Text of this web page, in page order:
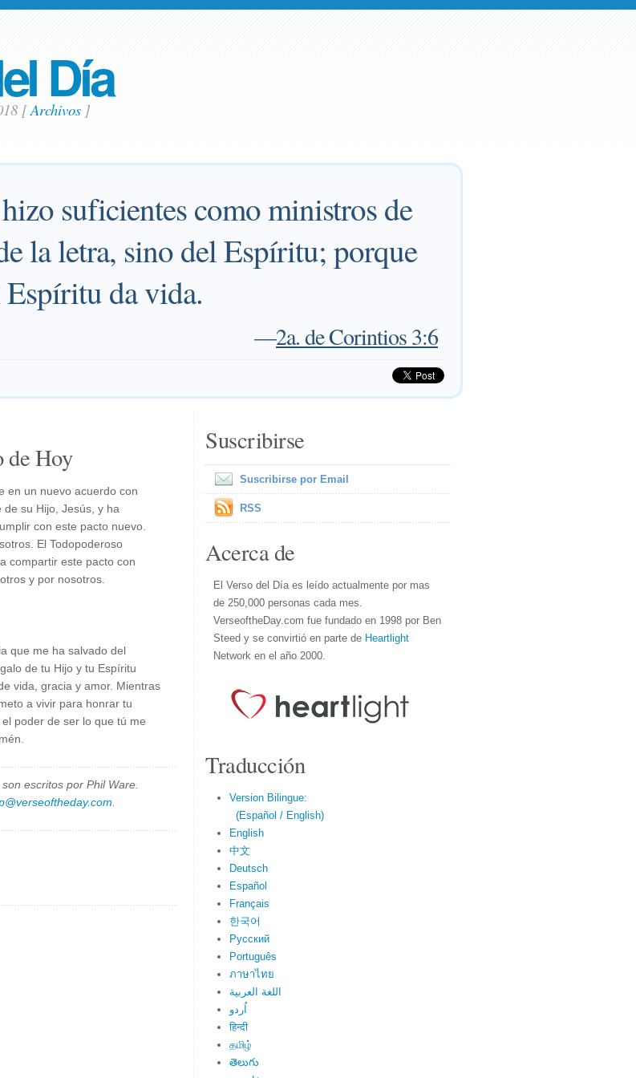
Día
[Archivos]
suficientes como ministros de
la letra, sino del Espíritu; porque
da vida.
—2a. de Corintios 3:6
de Hoy
en un nuevo acuerdo con
su Hijo, Jesús, y ha
con este pacto nuevo.
El Todopoderoso
compartir este pacto con
y por nosotros.
que me ha salvado del
de tu Hijo y tu Espíritu
vida, gracia y amor. Mientras
a vivir para honrar tu
poder de ser lo que tú me
escritos por Phil Ware.
Suscribirse
Suscribirse por Email
RSS
Acerca de
El Verso del Día es leído actualmente por mas
de 250,000 personas cada mes.
VerseoftheDay.com fue fundado en 1998 por Ben
Steed y se convirtió en parte de Heartlight
Network en el año 2000.
Traducción
Version Bilingue:
(Español / English)
English
中文
Deutsch
Español
Français
한국어
Русский
Português
ภาษาไทย
اللغة العربية
اُردو
हिन्दी
தமிழ்
తెలుగు